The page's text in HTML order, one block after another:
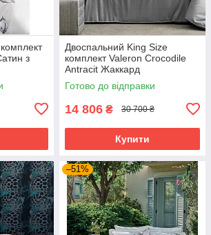
з
Двоспальний King Size
комплект Valeron Crocodile
Antracit Жаккард
Готово до відправки
14 806 ₴ 30 700 ₴
Купити
–51%